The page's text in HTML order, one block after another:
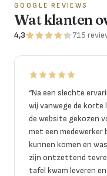
GOOGLE REVIEWS
Wat klanten
4,3 715
“Na een slechte
wij vanwege de korte
de website gekozen
met een
kunnen komen en
zijn ontzettend
tafel kwam leveren